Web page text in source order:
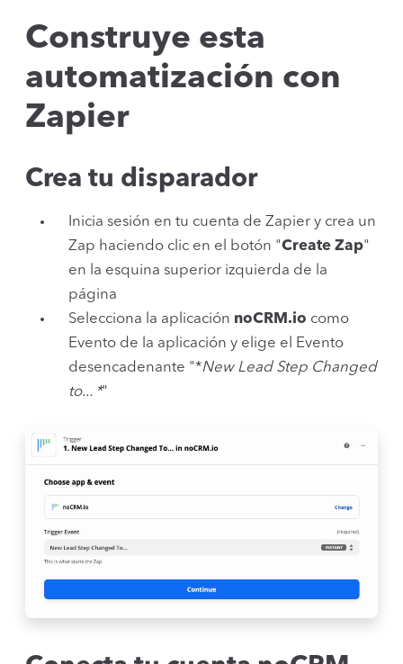
Construye esta
automatización con
Zapier
Crea tu disparador
Inicia sesión en tu cuenta de Zapier y crea un
Zap haciendo clic en el botón "Create Zap"
en la esquina superior izquierda de la
página
Selecciona la aplicación noCRM.io como
Evento de la aplicación y elige el Evento
desencadenante "*New Lead Step Changed
to... *"